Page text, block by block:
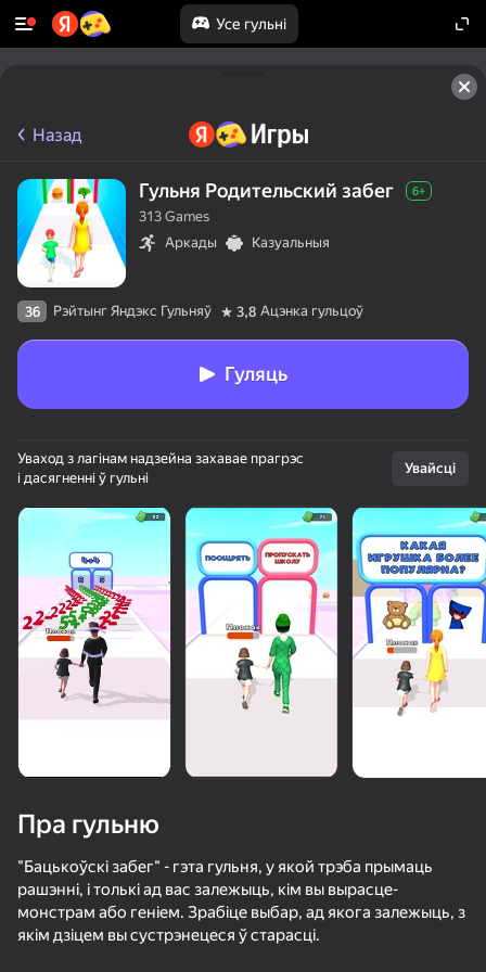
Усе гульні
50+ лепшых гульняў, у якія гуляюць
нават тыя, хто «не гуляе»
у якія гуляюць
нават тыя, хто
Паглядзець
49
Назад
Гульня Родительский забег 6+
313 Games
Аркады
Казуальныя
36 Рэйтынг Яндэкс Гульняў 3,8 Ацэнка гульцоў
Гуляць
Уваход з лагінам надзейна захавае прагрэс
і дасягненні ў гульні
Увайсці
Пра гульню
"Бацькоўскі забег" - гэта гульня, у якой трэба прымаць
рашэнні, і толькі ад вас залежыць, кім вы вырасце-
монстрам або геніем. Зрабіце выбар, ад якога залежыць, з
якім дзіцем вы сустрэнецеся ў старасці.